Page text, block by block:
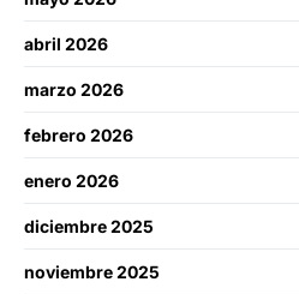
abril 2026
marzo 2026
febrero 2026
enero 2026
diciembre 2025
noviembre 2025